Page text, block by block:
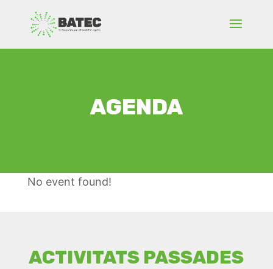
AGENDA
No event found!
ACTIVITATS PASSADES